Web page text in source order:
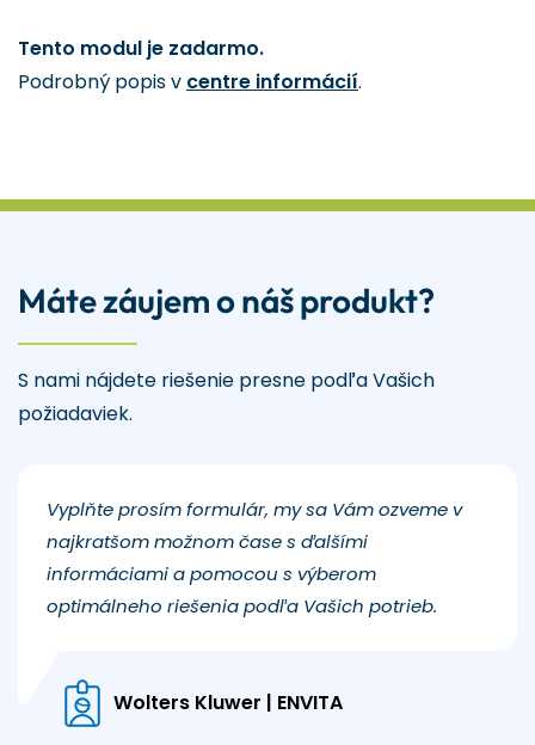
Tento modul je zadarmo.
Podrobný popis v centre informácií.
Máte záujem o náš produkt?
S nami nájdete riešenie presne podľa Vašich
požiadaviek.
Vyplňte prosím formulár, my sa Vám ozveme v
najkratšom možnom čase s ďalšími
informáciami a pomocou s výberom
optimálneho riešenia podľa Vašich potrieb.
Wolters Kluwer | ENVITA